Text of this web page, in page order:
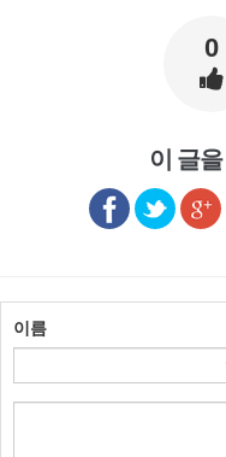
0
이 글
이름